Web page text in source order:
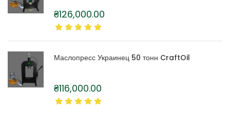
₴126,000.00
Маслопресс Украинец 50 тонн CraftOil
₴116,000.00